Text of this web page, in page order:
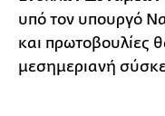
υπό τον υπουργό
και πρωτοβουλίες
μεσημεριανή